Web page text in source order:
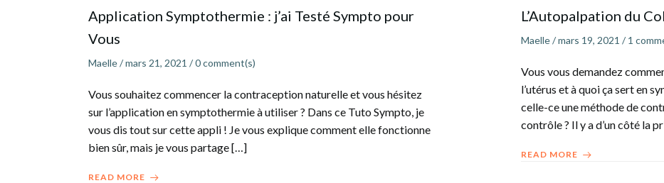
Application Symptothermie : j’ai Testé Sympto pour
Vous
Maelle/mars 21, 2021 /0comment(s)
Vous souhaitez commencer la contraception naturelle et vous hésitez
sur l’application en symptothermie à utiliser ? Dans ce Tuto Sympto, je
vous dis tout sur cette appli ! Je vous explique comment elle fonctionne
bien sûr, mais je vous partage […]
READ MORE
L’Autopalpation du
Maelle/mars 19, 2021 / 1
Vous vous demandez
l’utérus et à quoi ça sert en
celle-ce une méthode de
contrôle ? Il y a d’un côté la
READ MORE